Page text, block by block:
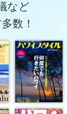
など
数！